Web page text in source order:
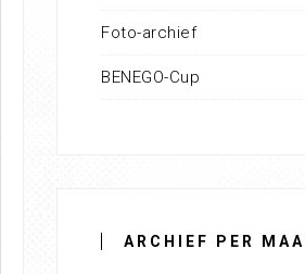
Foto-archief
BENEGO-Cup
ARCHIEF PER